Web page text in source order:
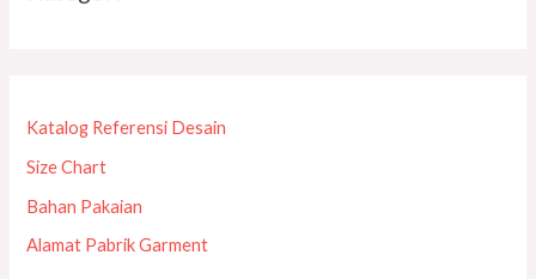
Katalog Referensi Desain
Size Chart
Bahan Pakaian
Alamat Pabrik Garment